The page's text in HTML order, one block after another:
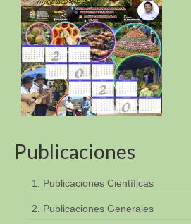
Publicaciones
1. Publicaciones Científicas
2. Publicaciones Generales